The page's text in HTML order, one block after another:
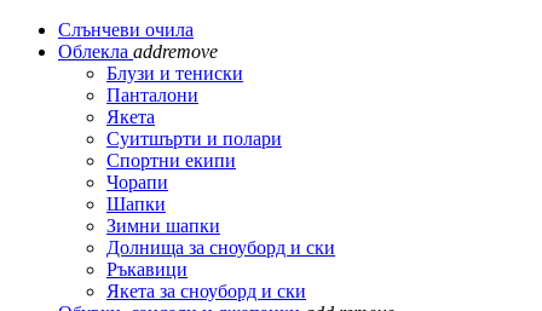
Слънчеви очила
Облекла addremove
Блузи и тениски
Панталони
Якета
Суитшърти и полари
Спортни екипи
Чорапи
Шапки
Зимни шапки
Долнища за сноуборд и ски
Ръкавици
Якета за сноуборд и ски